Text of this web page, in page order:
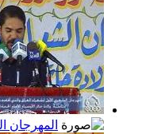
المهرجان